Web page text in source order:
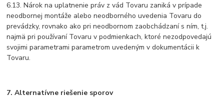
6.13. Nárok na uplatnenie práv z vád Tovaru zaniká v prípade
neodbornej montáže alebo neodborného uvedenia Tovaru do
prevádzky, rovnako ako pri neodbornom zaobchádzaní s ním, t.j.
najmä pri používaní Tovaru v podmienkach, ktoré nezodpovedajú
svojimi parametrami parametrom uvedeným v dokumentácii k
Tovaru.
7. Alternatívne riešenie sporov